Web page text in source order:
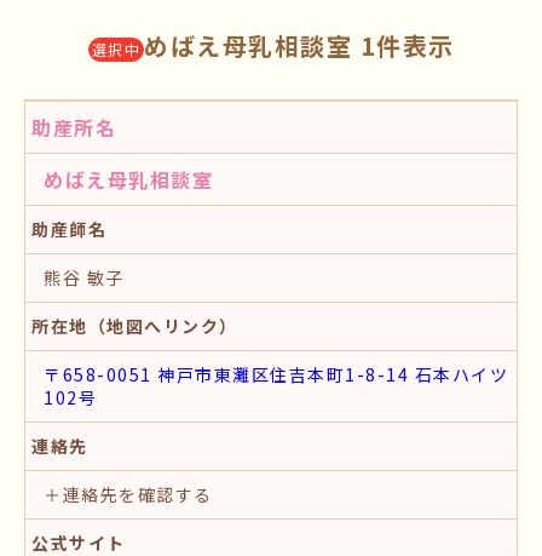
選択中 めばえ母乳相談室 1件表示
助産所名
めばえ母乳相談室
助産師名
熊谷 敏子
所在地（地図へリンク）
〒658-0051 神戸市東灘区住吉本町1-8-14 石本ハイツ
102号
連絡先
＋連絡先を確認する
公式サイト